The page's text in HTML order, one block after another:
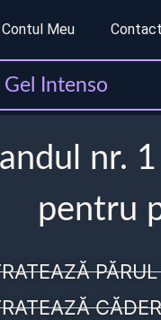
Contul Meu Contact
Gel Intenso
nr.
pentru